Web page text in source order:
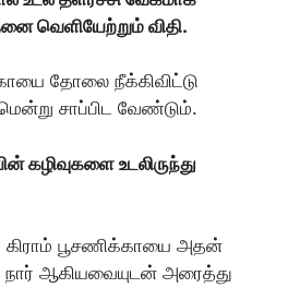
வெளியேற்றும் விதி.
தோலை நீக்கிவிட்டு
சாப்பிட வேண்டும்.
உடலிருந்து
கிராம் பூசணிக்காயை அதன்
ஆகியவையுடன் அரைத்து